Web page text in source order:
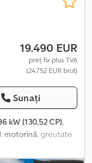
19.490 EUR
preț fix plus TVA
(24.752 EUR brut)
Sunați
kW (130,52 CP),
motorină, greutate
Euro 6, număr de